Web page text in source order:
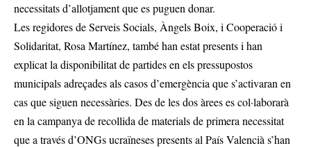
necessitats d’allotjament que es puguen donar.
Les regidores de Serveis Socials, Àngels Boix, i Cooperació i
Solidaritat, Rosa Martínez, també han estat presents i han
explicat la disponibilitat de partides en els pressupostos
municipals adreçades als casos d’emergència que s’activaran en
cas que siguen necessàries. Des de les dos àrees es col·laborarà
en la campanya de recollida de materials de primera necessitat
que a través d’ONGs ucraïneses presents al País Valencià s’han